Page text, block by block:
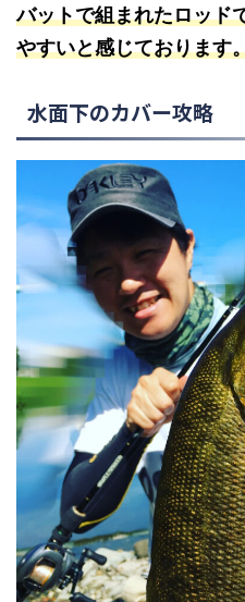
バットで組まれたロッド
やすいと感じております
水面下のカバー攻略